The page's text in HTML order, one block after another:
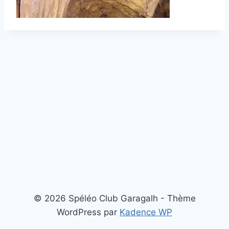
© 2026 Spéléo Club Garagalh - Thème
WordPress par Kadence WP